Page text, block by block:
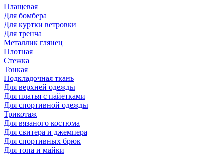
Плащевая
Для бомбера
Для куртки ветровки
Для тренча
Металлик глянец
Плотная
Стежка
Тонкая
Подкладочная ткань
Для верхней одежды
Для платья с пайетками
Для спортивной одежды
Трикотаж
Для вязаного костюма
Для свитера и джемпера
Для спортивных брюк
Для топа и майки